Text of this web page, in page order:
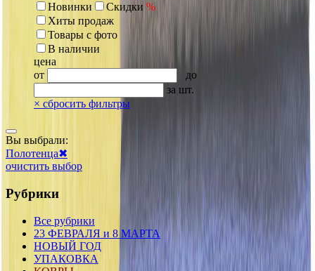
Новинки
Скидки %
Хиты продаж
Товары с фото
В наличии
цена
от
до
за шт.
× сбросить фильтры
Вы выбрали:
Полотенца✖
очистить выбор
Рубрики
Все рубрики
23 ФЕВРАЛЯ и 8 МАРТА
НОВЫЙ ГОД
УПАКОВКА